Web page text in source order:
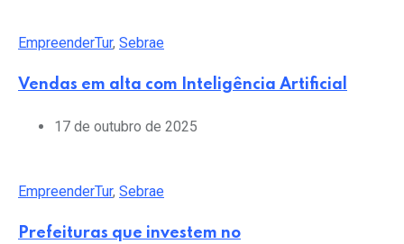
EmpreenderTur, Sebrae
Vendas em alta com Inteligência Artificial
17 de outubro de 2025
EmpreenderTur, Sebrae
Prefeituras que investem no